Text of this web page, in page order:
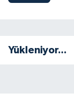
Yükleniyor...